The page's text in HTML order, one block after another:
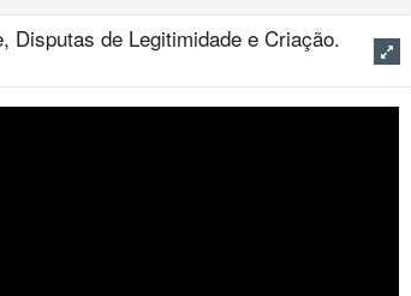
Disputas de Legitimidade e Criação.